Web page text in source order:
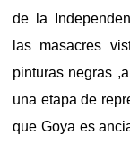
de la
las masacres
pinturas negras
una etapa de
que Goya es